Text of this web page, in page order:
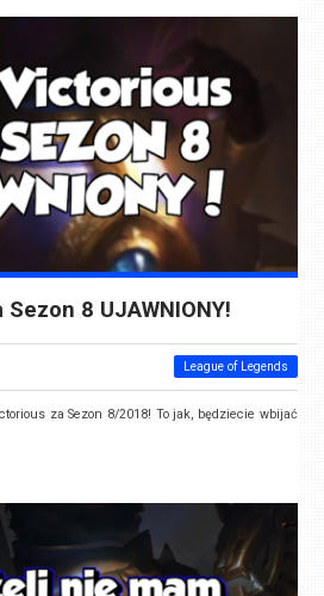
8 UJAWNIONY!
League of Legends
za Sezon 8/2018! To jak, będziecie wbijać